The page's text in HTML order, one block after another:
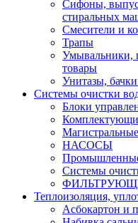
Сифоны,
стиральных
Смесители и
Трапы
Умывальники,
товары
Унитазы,
Системы очистки
Блоки
НАСОСЫ
Системы
Теплоизоляция,
Асбокартон и